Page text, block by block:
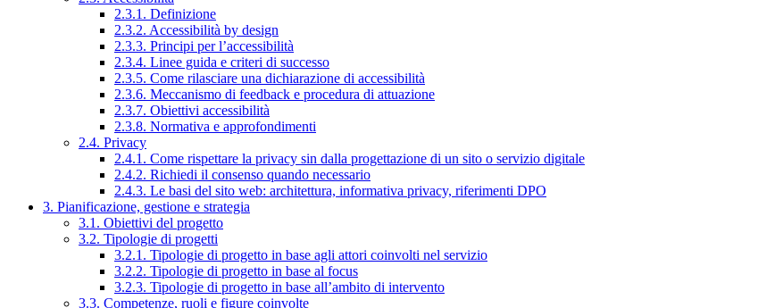
2.3.1. Definizione
2.3.2. Accessibilità by design
2.3.3. Principi per l’accessibilità
2.3.4. Linee guida e criteri di successo
2.3.5. Come rilasciare una dichiarazione di accessibilità
2.3.6. Meccanismo di feedback e procedura di attuazione
2.3.7. Obiettivi accessibilità
2.3.8. Normativa e approfondimenti
2.4. Privacy
2.4.1. Come rispettare la privacy sin dalla progettazione di un sito o servizio digitale
2.4.2. Richiedi il consenso quando necessario
2.4.3. Le basi del sito web: architettura, informativa privacy, riferimenti DPO
3. Pianificazione, gestione e strategia
3.1. Obiettivi del progetto
3.2. Tipologie di progetti
3.2.1. Tipologie di progetto in base agli attori coinvolti nel servizio
3.2.2. Tipologie di progetto in base al focus
3.2.3. Tipologie di progetto in base all’ambito di intervento
3.3. Competenze, ruoli e figure coinvolte